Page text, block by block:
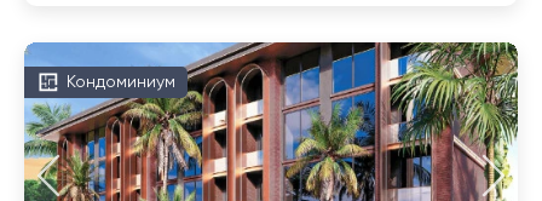
Кондоминиум